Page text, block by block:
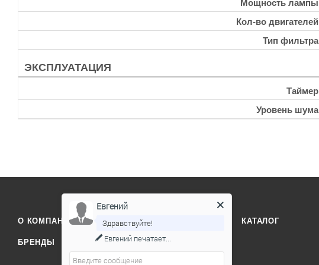
Мощность лампы
Кол-во двигателей
Тип фильтра
ЭКСПЛУАТАЦИЯ
Таймер
Уровень шума
О КОМПАНИИ ОТЗЫВЫ КАТАЛОГ
БРЕНДЫ
Евгений
Здравствуйте!
Евгений печатает...